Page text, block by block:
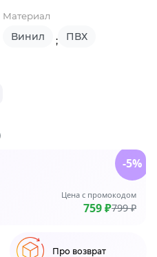
Материал
Винил ; ПВХ
Цена с промокодом
759 ₽799 ₽
-5%
Про возврат